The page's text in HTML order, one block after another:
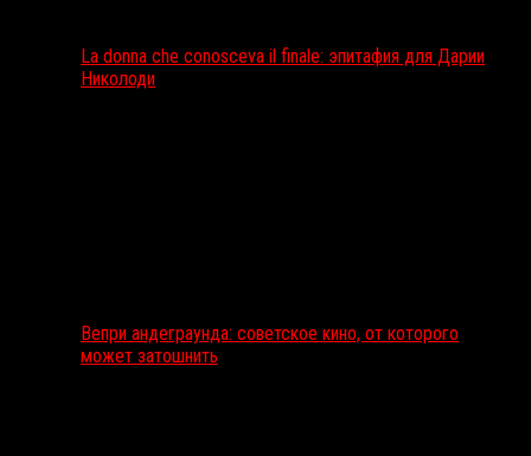
La donna che conosceva il finale: эпитафия для Дарии
Николоди
Вепри андеграунда: советское кино, от которого
может затошнить